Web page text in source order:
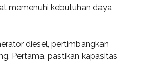
memenuhi kebutuhan daya
diesel, pertimbangkan
Pertama, pastikan kapasitas